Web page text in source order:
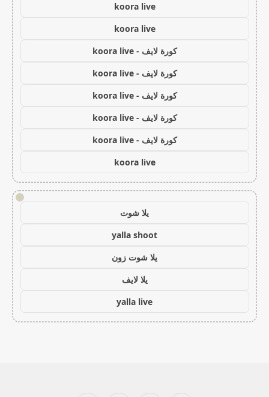
koora live
koora live
كورة لايف - koora live
كورة لايف - koora live
كورة لايف - koora live
كورة لايف - koora live
كورة لايف - koora live
koora live
!
يلا شوت
yalla shoot
يلا شوت زون
يلا لايف
yalla live